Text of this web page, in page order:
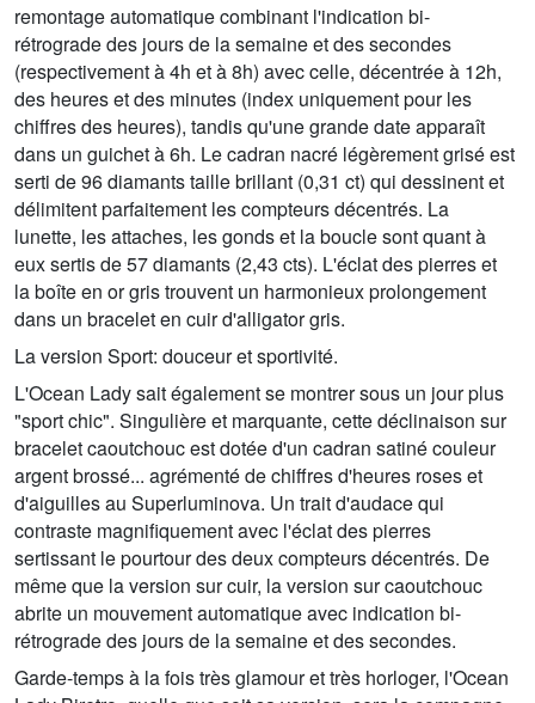
remontage automatique combinant l'indication bi-
rétrograde des jours de la semaine et des secondes
(respectivement à 4h et à 8h) avec celle, décentrée à 12h,
des heures et des minutes (index uniquement pour les
chiffres des heures), tandis qu'une grande date apparaît
dans un guichet à 6h. Le cadran nacré légèrement grisé est
serti de 96 diamants taille brillant (0,31 ct) qui dessinent et
délimitent parfaitement les compteurs décentrés. La
lunette, les attaches, les gonds et la boucle sont quant à
eux sertis de 57 diamants (2,43 cts). L'éclat des pierres et
la boîte en or gris trouvent un harmonieux prolongement
dans un bracelet en cuir d'alligator gris.
La version Sport: douceur et sportivité.
L'Ocean Lady sait également se montrer sous un jour plus
"sport chic". Singulière et marquante, cette déclinaison sur
bracelet caoutchouc est dotée d'un cadran satiné couleur
argent brossé... agrémenté de chiffres d'heures roses et
d'aiguilles au Superluminova. Un trait d'audace qui
contraste magnifiquement avec l'éclat des pierres
sertissant le pourtour des deux compteurs décentrés. De
même que la version sur cuir, la version sur caoutchouc
abrite un mouvement automatique avec indication bi-
rétrograde des jours de la semaine et des secondes.
Garde-temps à la fois très glamour et très horloger, l'Ocean